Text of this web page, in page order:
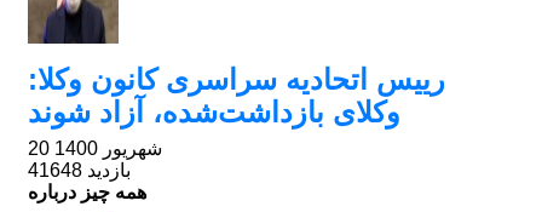
رییس اتحادیه سراسری کانون وکلا:
وکلای بازداشت‌شده، آزاد شوند
20 شهریور 1400
41648 بازدید
همه چیز درباره